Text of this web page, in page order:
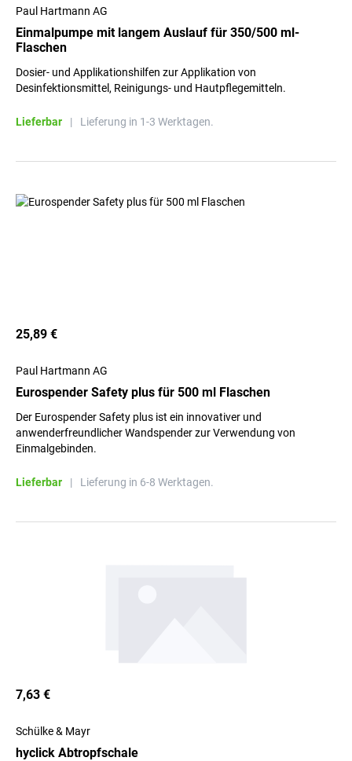
Paul Hartmann AG
Einmalpumpe mit langem Auslauf ​für 350/500 ml-
Flaschen
Dosier- und Applikationshilfen zur Applikation von
Desinfektionsmittel, Reinigungs- und Hautpflegemitteln.
Lieferbar | Lieferung in 1-3 Werktagen.
25,89 €
Paul Hartmann AG
Eurospender Safety plus für 500 ml Flaschen
Der Eurospender Safety plus ist ein innovativer und
anwenderfreundlicher Wandspender zur Verwendung von
Einmalgebinden.
Lieferbar | Lieferung in 6-8 Werktagen.
7,63 €
Schülke & Mayr
hyclick Abtropfschale